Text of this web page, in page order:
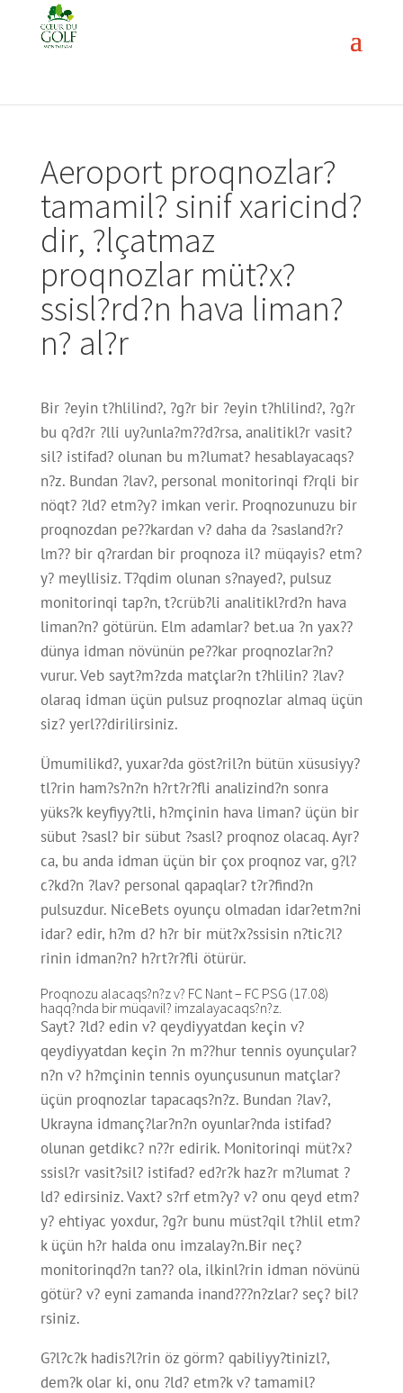
Aeroport proqnozlar?
tamamil? sinif xaricind?
dir, ?lçatmaz
proqnozlar müt?x?
ssisl?rd?n hava liman?
n? al?r
Bir ?eyin t?hlilind?, ?g?r bir ?eyin t?hlilind?, ?g?r
bu q?d?r ?lli uy?unla?m??d?rsa, analitikl?r vasit?
sil? istifad? olunan bu m?lumat? hesablayacaqs?
n?z. Bundan ?lav?, personal monitorinqi f?rqli bir
nöqt? ?ld? etm?y? imkan verir. Proqnozunuzu bir
proqnozdan pe??kardan v? daha da ?sasland?r?
lm?? bir q?rardan bir proqnoza il? müqayis? etm?
y? meyllisiz. T?qdim olunan s?nayed?, pulsuz
monitorinqi tap?n, t?crüb?li analitikl?rd?n hava
liman?n? götürün. Elm adamlar? bet.ua ?n yax??
dünya idman növünün pe??kar proqnozlar?n?
vurur. Veb sayt?m?zda matçlar?n t?hlilin? ?lav?
olaraq idman üçün pulsuz proqnozlar almaq üçün
siz? yerl??dirilirsiniz.
Ümumilikd?, yuxar?da göst?ril?n bütün xüsusiyy?
tl?rin ham?s?n?n h?rt?r?fli analizind?n sonra
yüks?k keyfiyy?tli, h?mçinin hava liman? üçün bir
sübut ?sasl? bir sübut ?sasl? proqnoz olacaq. Ayr?
ca, bu anda idman üçün bir çox proqnoz var, g?l?
c?kd?n ?lav? personal qapaqlar? t?r?find?n
pulsuzdur. NiceBets oyunçu olmadan idar?etm?ni
idar? edir, h?m d? h?r bir müt?x?ssisin n?tic?l?
rinin idman?n? h?rt?r?fli ötürür.
Proqnozu alacaqs?n?z v? FC Nant – FC PSG (17.08)
haqq?nda bir müqavil? imzalayacaqs?n?z.
Sayt? ?ld? edin v? qeydiyyatdan keçin v?
qeydiyyatdan keçin ?n m??hur tennis oyunçular?
n?n v? h?mçinin tennis oyunçusunun matçlar?
üçün proqnozlar tapacaqs?n?z. Bundan ?lav?,
Ukrayna idmanç?lar?n?n oyunlar?nda istifad?
olunan getdikc? n??r edirik. Monitorinqi müt?x?
ssisl?r vasit?sil? istifad? ed?r?k haz?r m?lumat ?
ld? edirsiniz. Vaxt? s?rf etm?y? v? onu qeyd etm?
y? ehtiyac yoxdur, ?g?r bunu müst?qil t?hlil etm?
k üçün h?r halda onu imzalay?n.Bir neç?
monitorinqd?n tan?? ola, ilkinl?rin idman növünü
götür? v? eyni zamanda inand???n?zlar? seç? bil?
rsiniz.
G?l?c?k hadis?l?rin öz görm? qabiliyy?tinizl?,
dem?k olar ki, onu ?ld? etm?k v? tamamil?